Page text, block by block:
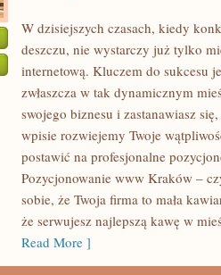
W dzisiejszych czasach, kiedy
deszczu, nie wystarczy już tylko
internetową. Kluczem do sukcesu
zwłaszcza w tak dynamicznym
swojego biznesu i zastanawiasz
wpisie rozwiejemy Twoje
postawić na profesjonalne
Pozycjonowanie www Kraków –
sobie, że Twoja firma to mała
że serwujesz najlepszą kawę w
Read More ]